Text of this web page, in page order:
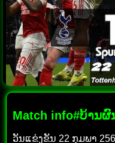
Match info#ບ້ານຜົ
ວັນແຂ່ງຂັນ 22 ກຸມພາ